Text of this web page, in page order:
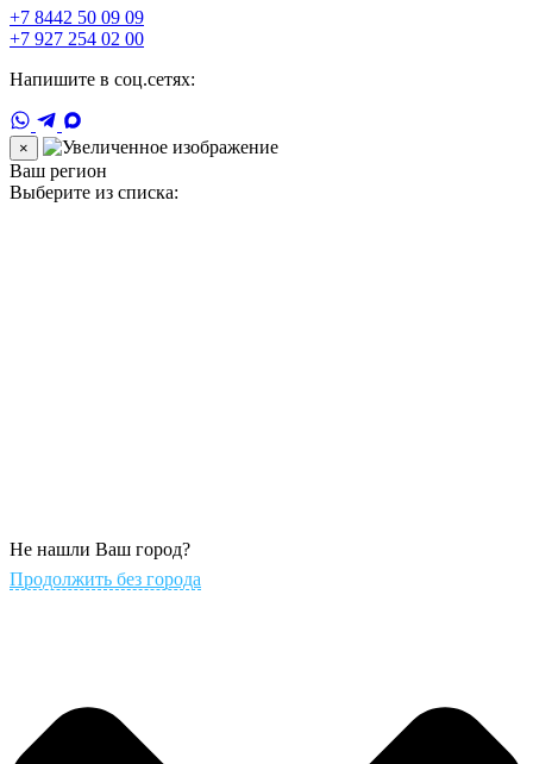
+7 8442 50 09 09
+7 927 254 02 00
Напишите в соц.сетях:
×
Ваш регион
Выберите из списка:
Не нашли Ваш город?
Продолжить без города